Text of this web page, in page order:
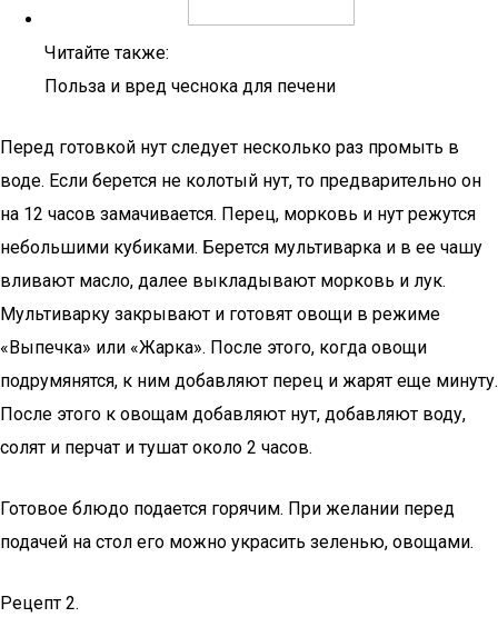
Читайте также:
Польза и вред чеснока для печени
Перед готовкой нут следует несколько раз промыть в
воде. Если берется не колотый нут, то предварительно он
на 12 часов замачивается. Перец, морковь и нут режутся
небольшими кубиками. Берется мультиварка и в ее чашу
вливают масло, далее выкладывают морковь и лук.
Мультиварку закрывают и готовят овощи в режиме
«Выпечка» или «Жарка». После этого, когда овощи
подрумянятся, к ним добавляют перец и жарят еще минуту.
После этого к овощам добавляют нут, добавляют воду,
солят и перчат и тушат около 2 часов.
Готовое блюдо подается горячим. При желании перед
подачей на стол его можно украсить зеленью, овощами.
Рецепт 2.